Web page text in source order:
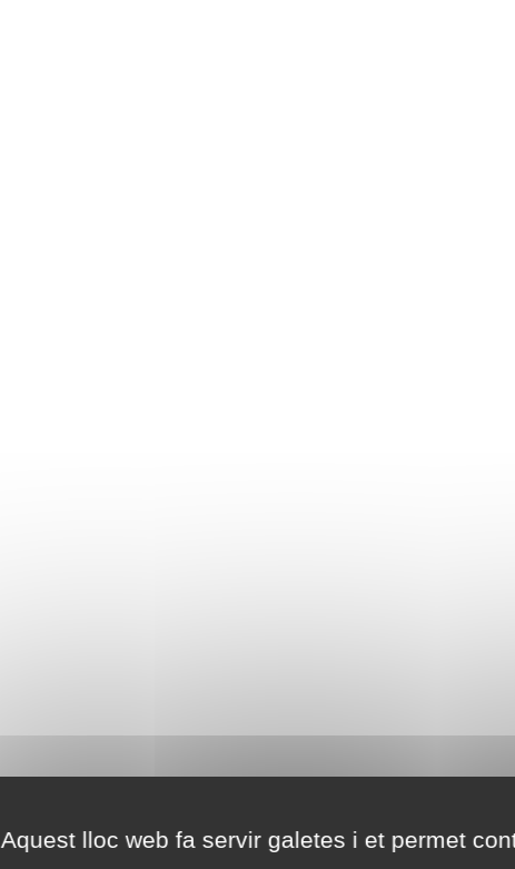
Aquest lloc web fa servir galetes i et permet